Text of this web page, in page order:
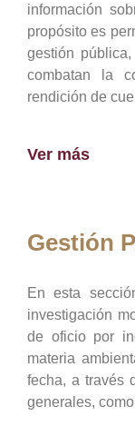
información
propósito es
gestión
combatan la
rendición de
Ver más
Gestión
En esta
investigación
de oficio por
materia
fecha, a través
generales,